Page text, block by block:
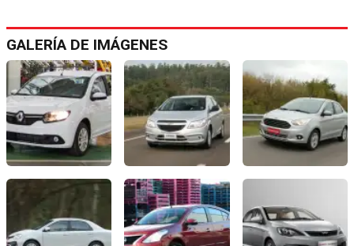
GALERÍA DE IMÁGENES